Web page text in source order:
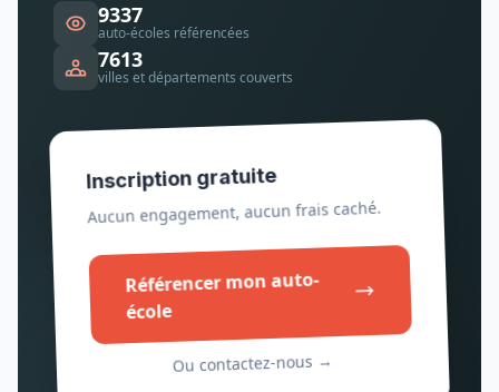
9337
auto-écoles référencées
7613
villes et départements couverts
Inscription gratuite
Aucun engagement, aucun frais caché.
Référencer mon auto-
école
Ou contactez-nous →